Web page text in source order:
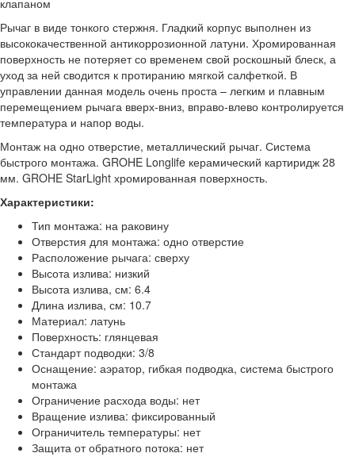
клапаном
Рычаг в виде тонкого стержня. Гладкий корпус выполнен из
высококачественной антикоррозионной латуни. Хромированная
поверхность не потеряет со временем свой роскошный блеск, а
уход за ней сводится к протиранию мягкой салфеткой. В
управлении данная модель очень проста – легким и плавным
перемещением рычага вверх-вниз, вправо-влево контролируется
температура и напор воды.
Монтаж на одно отверстие, металлический рычаг. Система
быстрого монтажа. GROHE Longlife керамический картиридж 28
мм. GROHE StarLight хромированная поверхность.
Характеристики:
Тип монтажа: на раковину
Отверстия для монтажа: одно отверстие
Расположение рычага: сверху
Высота излива: низкий
Высота излива, см: 6.4
Длина излива, см: 10.7
Материал: латунь
Поверхность: глянцевая
Стандарт подводки: 3/8
Оснащение: аэратор, гибкая подводка, система быстрого
монтажа
Ограничение расхода воды: нет
Вращение излива: фиксированный
Ограничитель температуры: нет
Защита от обратного потока: нет